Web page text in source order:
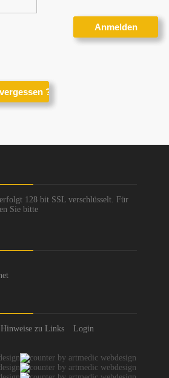
128 bit SSL verschlüsselt. Für
Sie bitte
Hinweise zu Links Login